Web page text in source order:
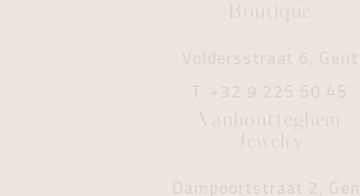
Boutique
Voldersstraat 6, Gent
T. +32 9 225 50 45
Vanhoutteghem
Jewelry
Dampoortstraat 2, Gent